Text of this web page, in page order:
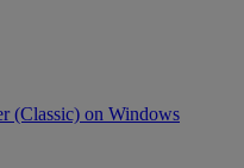
(Classic) on Windows